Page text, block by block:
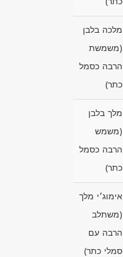
מלכה בלבן
(משמשת
הרבה כסמל
כתר)
מלך בלבן
(משמש
הרבה כסמל
כתר)
אימוג׳י מלך
(משתלב
הרבה עם
סמלי כתר)